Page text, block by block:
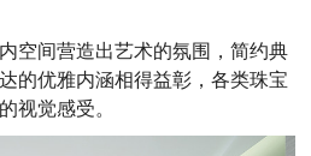
空间营造出艺术的氛围，简约典
的优雅内涵相得益彰，各类珠宝
视觉感受。